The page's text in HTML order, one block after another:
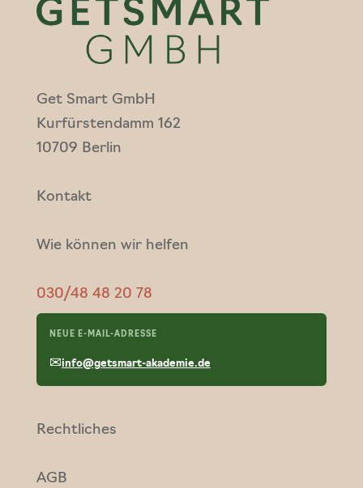
Get Smart GmbH
Kurfürstendamm 162
10709 Berlin
Kontakt
Wie können wir helfen
030/48 48 20 78
NEUE E-MAIL-ADRESSE
✉info@getsmart-akademie.de
Rechtliches
AGB